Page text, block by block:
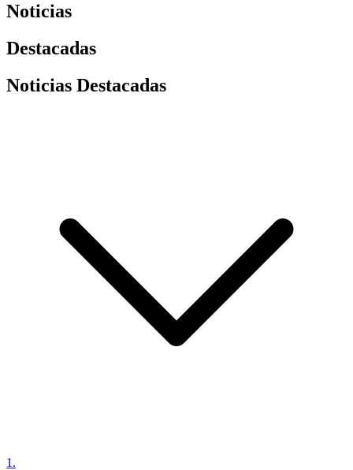
Noticias
Destacadas
Noticias Destacadas
1 .